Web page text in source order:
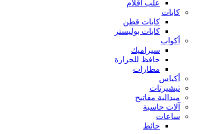
علب أقلام
كابات
كابات قطن
كابات بوليستر
أكواب
سيراميك
حافظ للحرارة
مطارات
أكياس
تيشيرتات
ميدالية مفاتيح
آلات حاسبة
ساعات
حائط